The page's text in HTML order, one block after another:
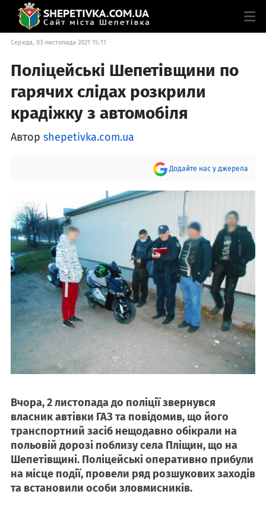
Середа, 03 листопада 2021 15:11
Поліцейські Шепетівщини по
гарячих слідах розкрили
крадіжку з автомобіля
Автор shepetivka.com.ua
Додайте нас у джерела
Вчора, 2 листопада до поліції звернувся
власник автівки ГАЗ та повідомив, що його
транспортний засіб нещодавно обікрали на
польовій дорозі поблизу села Пліщин, що на
Шепетівщині. Поліцейські оперативно прибули
на місце події, провели ряд розшукових заходів
та встановили особи зловмисників.